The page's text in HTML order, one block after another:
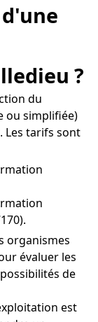
?
du
ou simplifiée)
Les tarifs sont
organismes
évaluer les
de
est